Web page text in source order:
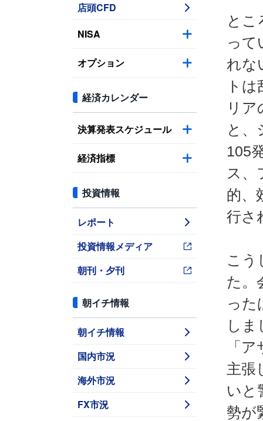
店頭CFD
NISA
オプション
経済カレンダー
決算発表スケジュール
経済指標
投資情報
レポート
投資情報メディア
朝刊・夕刊
朝イチ情報
朝イチ情報
国内市況
海外市況
FX市況
とこ
って
れな
ト
リア
と、
105
ス、
的、
行さ
こう
た。
った
し
「
主張
いと
勢が